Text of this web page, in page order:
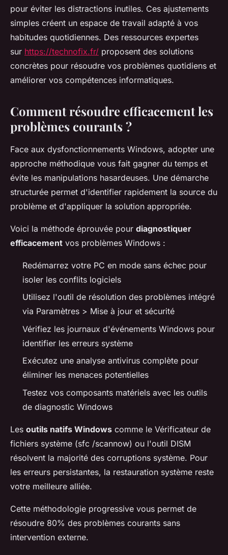
pour éviter les distractions inutiles. Ces ajustements
simples créent un espace de travail adapté à vos
habitudes quotidiennes. Des ressources expertes
sur https://technofix.fr/ proposent des solutions
concrètes pour résoudre vos problèmes quotidiens et
améliorer vos compétences informatiques.
Comment résoudre efficacement les
problèmes courants ?
Face aux dysfonctionnements Windows, adopter une
approche méthodique vous fait gagner du temps et
évite les manipulations hasardeuses. Une démarche
structurée permet d'identifier rapidement la source du
problème et d'appliquer la solution appropriée.
Voici la méthode éprouvée pour diagnostiquer
efficacement vos problèmes Windows :
Redémarrez votre PC en mode sans échec pour
isoler les conflits logiciels
Utilisez l'outil de résolution des problèmes intégré
via Paramètres > Mise à jour et sécurité
Vérifiez les journaux d'événements Windows pour
identifier les erreurs système
Exécutez une analyse antivirus complète pour
éliminer les menaces potentielles
Testez vos composants matériels avec les outils
de diagnostic Windows
Les outils natifs Windows comme le Vérificateur de
fichiers système (sfc /scannow) ou l'outil DISM
résolvent la majorité des corruptions système. Pour
les erreurs persistantes, la restauration système reste
votre meilleure alliée.
Cette méthodologie progressive vous permet de
résoudre 80% des problèmes courants sans
intervention externe.